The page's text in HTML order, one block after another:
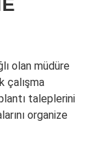
olan müdüre
çalışma
taleplerini
organize